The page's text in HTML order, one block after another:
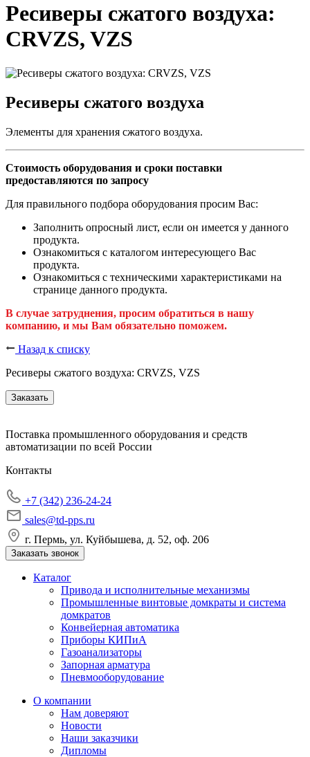
Ресиверы сжатого воздуха:
CRVZS, VZS
Ресиверы сжатого воздуха
Элементы для хранения сжатого воздуха.
Стоимость оборудования и сроки поставки
предоставляются по запросу
Для правильного подбора оборудования просим Вас:
Заполнить опросный лист, если он имеется у данного
продукта.
Ознакомиться с каталогом интересующего Вас
продукта.
Ознакомиться с техническими характеристиками на
странице данного продукта.
В случае затруднения, просим обратиться в нашу
компанию, и мы Вам обязательно поможем.
Назад к списку
Ресиверы сжатого воздуха: CRVZS, VZS
Заказать
Поставка промышленного оборудования и средств
автоматизации по всей России
Контакты
+7 (342) 236-24-24
sales@td-pps.ru
г. Пермь, ул. Куйбышева, д. 52, оф. 206
Заказать звонок
Каталог
Привода и исполнительные механизмы
Промышленные винтовые домкраты и система
домкратов
Конвейерная автоматика
Приборы КИПиА
Газоанализаторы
Запорная арматура
Пневмооборудование
О компании
Нам доверяют
Новости
Наши заказчики
Дипломы